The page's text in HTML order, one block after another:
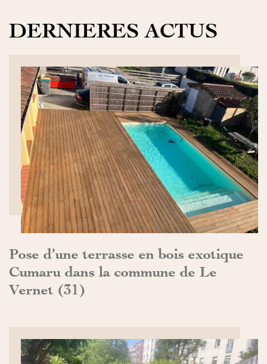
DERNIERES ACTUS
Pose d’une terrasse en bois exotique
Cumaru dans la commune de Le
Vernet (31)
DÉCOUVRIR>>